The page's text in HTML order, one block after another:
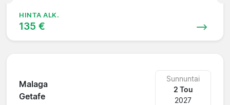
HINTA ALK.
135 €
Malaga
Getafe
Sunnuntai
2 Tou
2027